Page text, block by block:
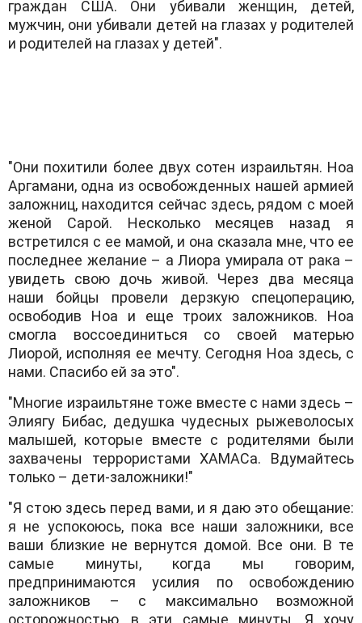
граждан США. Они убивали женщин, детей,
мужчин, они убивали детей на глазах у родителей
и родителей на глазах у детей".
"Они похитили более двух сотен израильтян. Ноа
Аргамани, одна из освобожденных нашей армией
заложниц, находится сейчас здесь, рядом с моей
женой Сарой. Несколько месяцев назад я
встретился с ее мамой, и она сказала мне, что ее
последнее желание – а Лиора умирала от рака –
увидеть свою дочь живой. Через два месяца
наши бойцы провели дерзкую спецоперацию,
освободив Ноа и еще троих заложников. Ноа
смогла воссоединиться со своей матерью
Лиорой, исполняя ее мечту. Сегодня Ноа здесь, с
нами. Спасибо ей за это".
"Многие израильтяне тоже вместе с нами здесь –
Элиягу Бибас, дедушка чудесных рыжеволосых
малышей, которые вместе с родителями были
захвачены террористами ХАМАСа. Вдумайтесь
только – дети-заложники!"
"Я стою здесь перед вами, и я даю это обещание:
я не успокоюсь, пока все наши заложники, все
ваши близкие не вернутся домой. Все они. В те
самые минуты, когда мы говорим,
предпринимаются усилия по освобождению
заложников – с максимально возможной
осторожностью, в эти самые минуты. Я хочу